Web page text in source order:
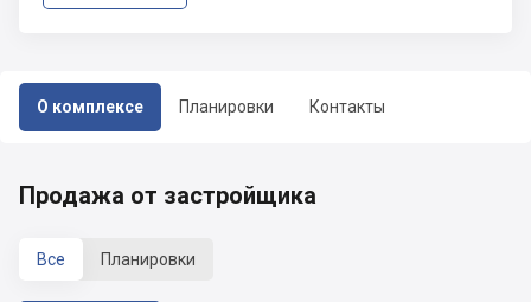
О комплексе Планировки Контакты
Продажа от застройщика
Все Планировки